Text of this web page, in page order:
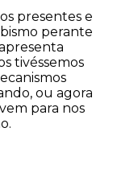
presentes e
perante
tivéssemos
ou agora
para nos